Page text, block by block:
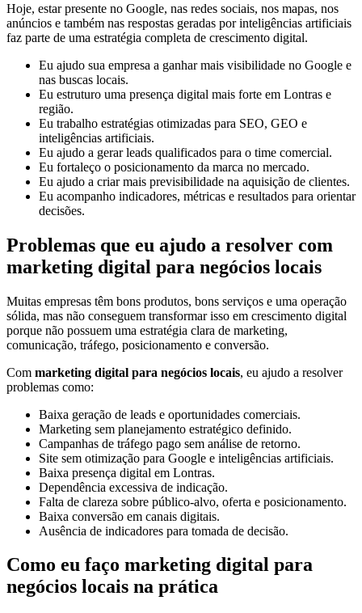
Hoje, estar presente no Google, nas redes sociais, nos mapas, nos
anúncios e também nas respostas geradas por inteligências artificiais
faz parte de uma estratégia completa de crescimento digital.
Eu ajudo sua empresa a ganhar mais visibilidade no Google e
nas buscas locais.
Eu estruturo uma presença digital mais forte em Lontras e
região.
Eu trabalho estratégias otimizadas para SEO, GEO e
inteligências artificiais.
Eu ajudo a gerar leads qualificados para o time comercial.
Eu fortaleço o posicionamento da marca no mercado.
Eu ajudo a criar mais previsibilidade na aquisição de clientes.
Eu acompanho indicadores, métricas e resultados para orientar
decisões.
Problemas que eu ajudo a resolver com
marketing digital para negócios locais
Muitas empresas têm bons produtos, bons serviços e uma operação
sólida, mas não conseguem transformar isso em crescimento digital
porque não possuem uma estratégia clara de marketing,
comunicação, tráfego, posicionamento e conversão.
Com marketing digital para negócios locais, eu ajudo a resolver
problemas como:
Baixa geração de leads e oportunidades comerciais.
Marketing sem planejamento estratégico definido.
Campanhas de tráfego pago sem análise de retorno.
Site sem otimização para Google e inteligências artificiais.
Baixa presença digital em Lontras.
Dependência excessiva de indicação.
Falta de clareza sobre público-alvo, oferta e posicionamento.
Baixa conversão em canais digitais.
Ausência de indicadores para tomada de decisão.
Como eu faço marketing digital para
negócios locais na prática